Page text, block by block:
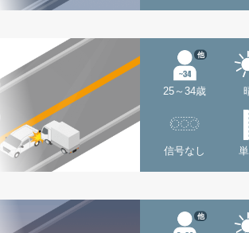
25～34歳
他
信号なし
他